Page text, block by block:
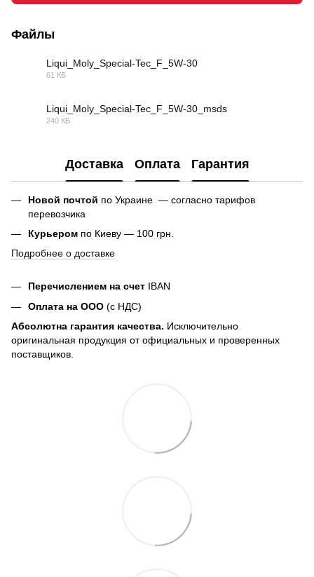
Файлы
Liqui_Moly_Special-Tec_F_5W-30
61 КБ
Liqui_Moly_Special-Tec_F_5W-30_msds
240 КБ
Доставка Оплата Гарантия
Новой почтой по Украине — согласно тарифов
перевозчика
Курьером по Киеву — 100 грн.
Подробнее о доставке
Перечислением на счет IBAN
Оплата на ООО (с НДС)
Абсолютна гарантия качества. Исключительно
оригинальная продукция от официальных и проверенных
поставщиков.